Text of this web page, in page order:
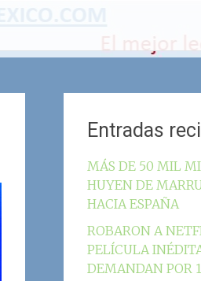
Entradas
MÁS DE 50 MIL
HUYEN DE
HACIA ESPAÑA
ROBARON A
PELÍCULA
DEMANDAN POR